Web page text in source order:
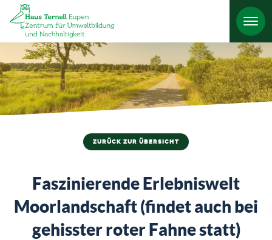
ZURÜCK ZUR ÜBERSICHT
Faszinierende Erlebniswelt
Moorlandschaft (findet auch bei
gehisster roter Fahne statt)